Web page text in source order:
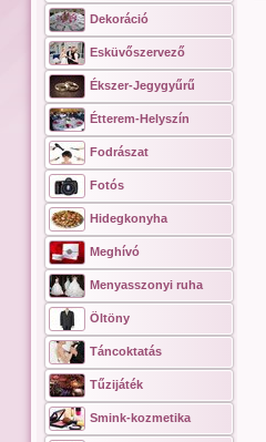
Dekoráció
Esküvőszervező
Ékszer-Jegygyűrű
Étterem-Helyszín
Fodrászat
Fotós
Hidegkonyha
Meghívó
Menyasszonyi ruha
Öltöny
Táncoktatás
Tűzijáték
Smink-kozmetika